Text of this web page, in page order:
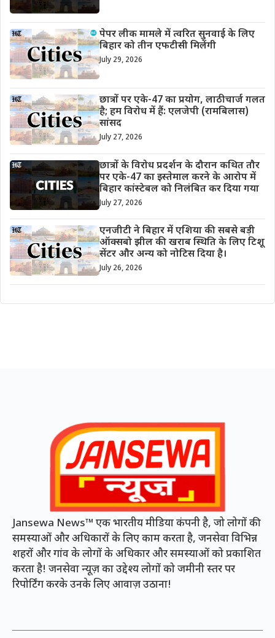
पेपर लीक मामले में त्वरित सुनवाई के लिए
बिहार को तीन एफटीसी मिलेंगी
July 29, 2026
छात्रों पर एके-47 का प्रयोग, लाठीचार्ज गलत
है; हम विरोध में हैं: एलजेपी (रामबिलास)
सांसद
July 27, 2026
छात्रों के विरोध प्रदर्शन के दौरान कथित तौर
पर एके-47 का इस्तेमाल करने के आरोप में
बिहार कांस्टेबल को निलंबित कर दिया गया
July 27, 2026
एनजीटी ने बिहार में एशिया की सबसे बड़ी
ऑक्सबो झील की खराब स्थिति के लिए टिशू
सेंटर और अन्य को नोटिस दिया है।
July 26, 2026
Jansewa News™ एक भारतीय मीडिया कंपनी है, जो लोगों की
समस्याओं और अधिकारों के लिए काम करता है, जनसेवा विभिन्न
शहरों और गांव के लोगों के अधिकार और समस्याओं को प्रकाशित
करता है! जनसेवा न्यूज़ का उद्देश्य लोगों को जमीनी स्तर पर
रिपोर्टिंग करके उनके लिए आवाज़ उठाना!